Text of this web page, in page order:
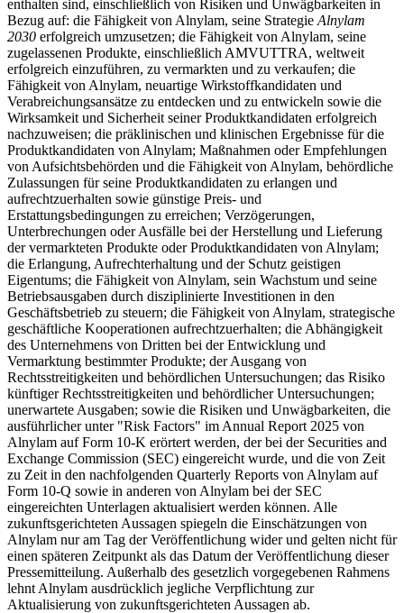
enthalten sind, einschließlich von Risiken und Unwägbarkeiten in
Bezug auf: die Fähigkeit von Alnylam, seine Strategie Alnylam
2030 erfolgreich umzusetzen; die Fähigkeit von Alnylam, seine
zugelassenen Produkte, einschließlich AMVUTTRA, weltweit
erfolgreich einzuführen, zu vermarkten und zu verkaufen; die
Fähigkeit von Alnylam, neuartige Wirkstoffkandidaten und
Verabreichungsansätze zu entdecken und zu entwickeln sowie die
Wirksamkeit und Sicherheit seiner Produktkandidaten erfolgreich
nachzuweisen; die präklinischen und klinischen Ergebnisse für die
Produktkandidaten von Alnylam; Maßnahmen oder Empfehlungen
von Aufsichtsbehörden und die Fähigkeit von Alnylam, behördliche
Zulassungen für seine Produktkandidaten zu erlangen und
aufrechtzuerhalten sowie günstige Preis- und
Erstattungsbedingungen zu erreichen; Verzögerungen,
Unterbrechungen oder Ausfälle bei der Herstellung und Lieferung
der vermarkteten Produkte oder Produktkandidaten von Alnylam;
die Erlangung, Aufrechterhaltung und der Schutz geistigen
Eigentums; die Fähigkeit von Alnylam, sein Wachstum und seine
Betriebsausgaben durch disziplinierte Investitionen in den
Geschäftsbetrieb zu steuern; die Fähigkeit von Alnylam, strategische
geschäftliche Kooperationen aufrechtzuerhalten; die Abhängigkeit
des Unternehmens von Dritten bei der Entwicklung und
Vermarktung bestimmter Produkte; der Ausgang von
Rechtsstreitigkeiten und behördlichen Untersuchungen; das Risiko
künftiger Rechtsstreitigkeiten und behördlicher Untersuchungen;
unerwartete Ausgaben; sowie die Risiken und Unwägbarkeiten, die
ausführlicher unter "Risk Factors" im Annual Report 2025 von
Alnylam auf Form 10-K erörtert werden, der bei der Securities and
Exchange Commission (SEC) eingereicht wurde, und die von Zeit
zu Zeit in den nachfolgenden Quarterly Reports von Alnylam auf
Form 10-Q sowie in anderen von Alnylam bei der SEC
eingereichten Unterlagen aktualisiert werden können. Alle
zukunftsgerichteten Aussagen spiegeln die Einschätzungen von
Alnylam nur am Tag der Veröffentlichung wider und gelten nicht für
einen späteren Zeitpunkt als das Datum der Veröffentlichung dieser
Pressemitteilung. Außerhalb des gesetzlich vorgegebenen Rahmens
lehnt Alnylam ausdrücklich jegliche Verpflichtung zur
Aktualisierung von zukunftsgerichteten Aussagen ab.